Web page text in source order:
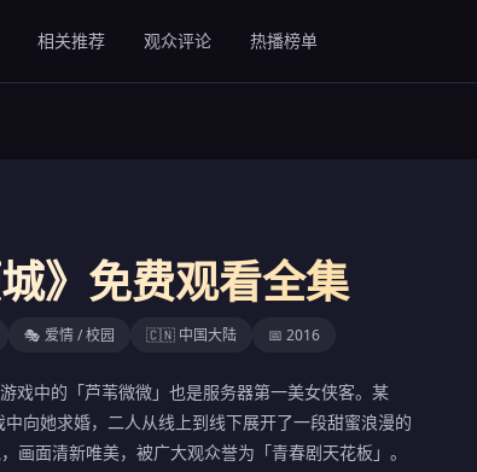
相关推荐 观众评论 热播榜单
》免费观看全集
🎭 爱情 / 校园 🇨🇳 中国大陆 📅 2016
戏中的「芦苇微微」也是服务器第一美女侠客。某
向她求婚，二人从线上到线下展开了一段甜蜜浪漫的
画面清新唯美，被广大观众誉为「青春剧天花板」。